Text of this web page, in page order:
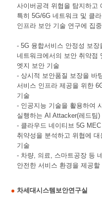
사이버공격 위협을 탐지하고
특히 5G/6G 네트워크 및 클
인프라 보안 기술 연구에 집
- 5G 융합서비스 안정성 보
네트워크에서의 보안 취약점
엣지 보안 기술
- 상시적 보안품질 보장을 바
서비스 인프라 제공을 위한
기술
- 인공지능 기술을 활용하여
실행하는 AI Attacker(레드팀)
- 클라우드 네이티브 5G
취약성을 분석하고 위협에
기술
- 차량, 의료, 스마트공장 등
안전한 서비스 환경을 제공
차세대시스템보안연구실